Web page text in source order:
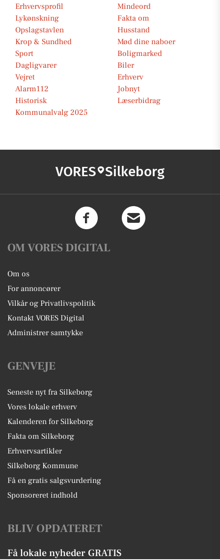
Erhvervsprofil
Mindeord
Lykønskning
Fakta om
Opslagstavlen
Husstand
Krop & Sundhed
Mød dine naboer
Sport
Boligmarked
Dagligvarer
Biler
Vejret
Erhverv
Alarm112
Jobnyt
Historisk
Læserbidrag
Kommunalvalg 2025
VORES Silkeborg
OM VORES DIGITAL
Om os
For annoncører
Vilkår og Privatlivspolitik
Kontakt VORES Digital
Administrer samtykke
GENVEJE
Seneste nyt fra Silkeborg
Vores lokale erhverv
Kalenderen for Silkeborg
Fakta om Silkeborg
Erhvervsartikler
Silkeborg Kommune
Få en gratis salgsvurdering
Sponsoreret indhold
BLIV OPDATERET
Få lokale nyheder GRATIS